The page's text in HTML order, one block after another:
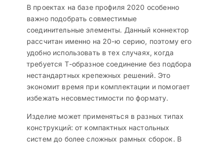
В проектах на базе профиля 2020 особенно
важно подобрать совместимые
соединительные элементы. Данный коннектор
рассчитан именно на 20-ю серию, поэтому его
удобно использовать в тех случаях, когда
требуется Т-образное соединение без подбора
нестандартных крепежных решений. Это
экономит время при комплектации и помогает
избежать несовместимости по формату.
Изделие может применяться в разных типах
конструкций: от компактных настольных
систем до более сложных рамных сборок. В